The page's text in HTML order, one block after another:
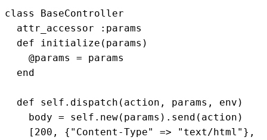
class BaseController
  attr_accessor :params
  def initialize(params)
    @params = params
  end
  def self.dispatch(action, params, env)
    body = self.new(params).send(action)
[200, {"Content-Type" => "text/html"},